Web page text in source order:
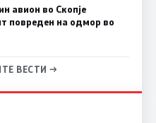
авион во Скопје
повреден на одмор во
ВЕСТИ →